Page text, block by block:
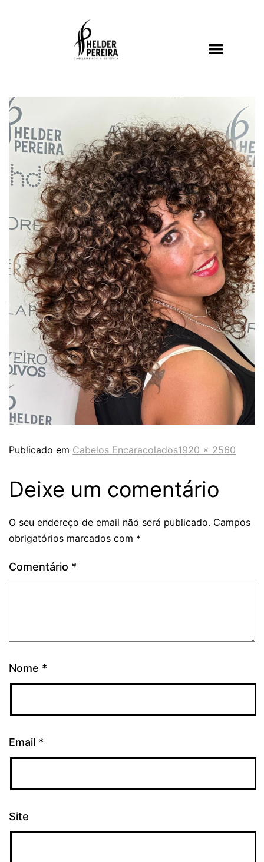
Publicado em Cabelos Encaracolados1920 × 2560
Deixe um comentário
O seu endereço de email não será publicado. Campos
obrigatórios marcados com *
Comentário *
Nome *
Email *
Site